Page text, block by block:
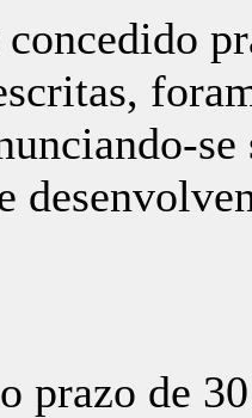
prazo de